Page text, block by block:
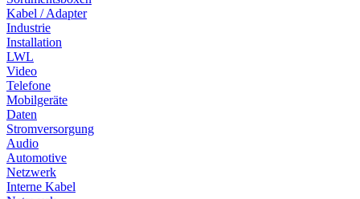
Kabel / Adapter
Industrie
Installation
LWL
Video
Telefone
Mobilgeräte
Daten
Stromversorgung
Audio
Automotive
Netzwerk
Interne Kabel